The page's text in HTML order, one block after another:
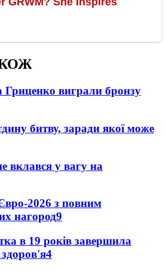
Гриценко виграли бронзу
битву, заради якої може
вклався у вагу на
2026 з повним
нагород9
в 19 років завершила
4